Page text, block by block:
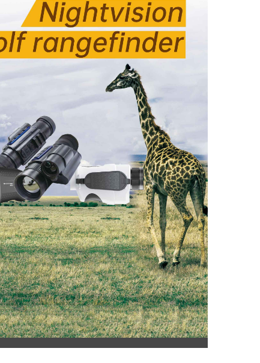
景区望远镜 OEM/ODM